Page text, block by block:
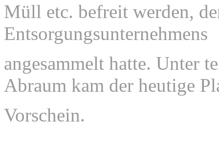
Müll etc. befreit werden,
Entsorgungsunternehmens
angesammelt hatte. Unter
Abraum kam der heutige
Vorschein.